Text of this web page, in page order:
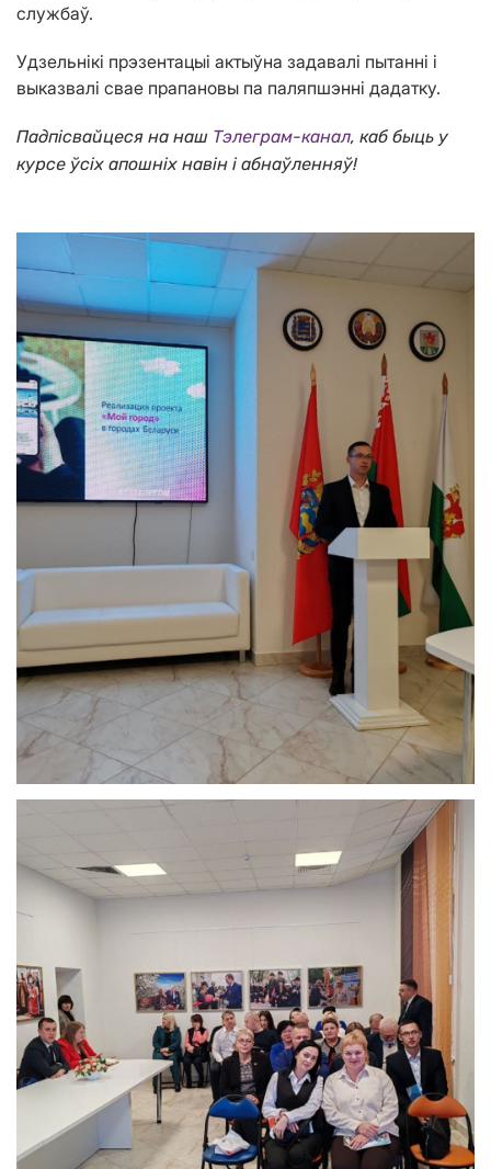
службаў.
Удзельнікі прэзентацыі актыўна задавалі пытанні і
выказвалі свае прапановы па паляпшэнні дадатку.
Падпісвайцеся на наш Тэлеграм-канал, каб быць у
курсе ўсіх апошніх навін і абнаўленняў!